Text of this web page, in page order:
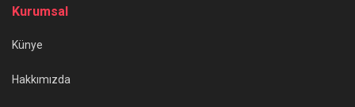
Kurumsal
Künye
Hakkımızda